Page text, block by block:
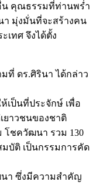
น คุณธรรมที่ท่านพร่ำ
า มุ่งมั่นที่จะสร้างคน
เทศ จึงได้ตั้ง
ที่ ดร.ศิรินา ได้กล่าว
เป็นที่ประจักษ์ เพื่อ
ยาวชนของชาติ
ชควัฒนา รวม 130
บัติ เป็นกรรมการคัด
นา ซึ่งมีความสำคัญ